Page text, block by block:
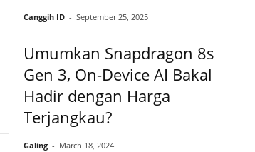
Canggih ID - September 25, 2025
Umumkan Snapdragon 8s
Gen 3, On-Device AI Bakal
Hadir dengan Harga
Terjangkau?
Galing - March 18, 2024